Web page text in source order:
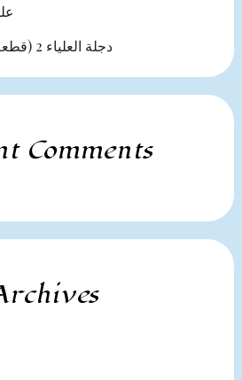
دجلة العلياء 2 (قطعه 62) زهراء المعادى
Comments